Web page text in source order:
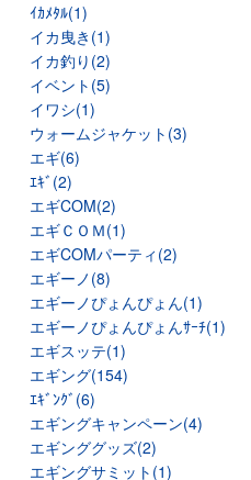
ｲｶﾒﾀﾙ(1)
イカ曳き(1)
イカ釣り(2)
イベント(5)
イワシ(1)
ウォームジャケット(3)
エギ(6)
ｴｷﾞ(2)
エギCOM(2)
エギＣＯＭ(1)
エギCOMパーティ(2)
エギーノ(8)
エギーノぴょんぴょん(1)
エギーノぴょんぴょんｻｰﾁ(1)
エギスッテ(1)
エギング(154)
ｴｷﾞﾝｸﾞ(6)
エギングキャンペーン(4)
エギンググッズ(2)
エギングサミット(1)